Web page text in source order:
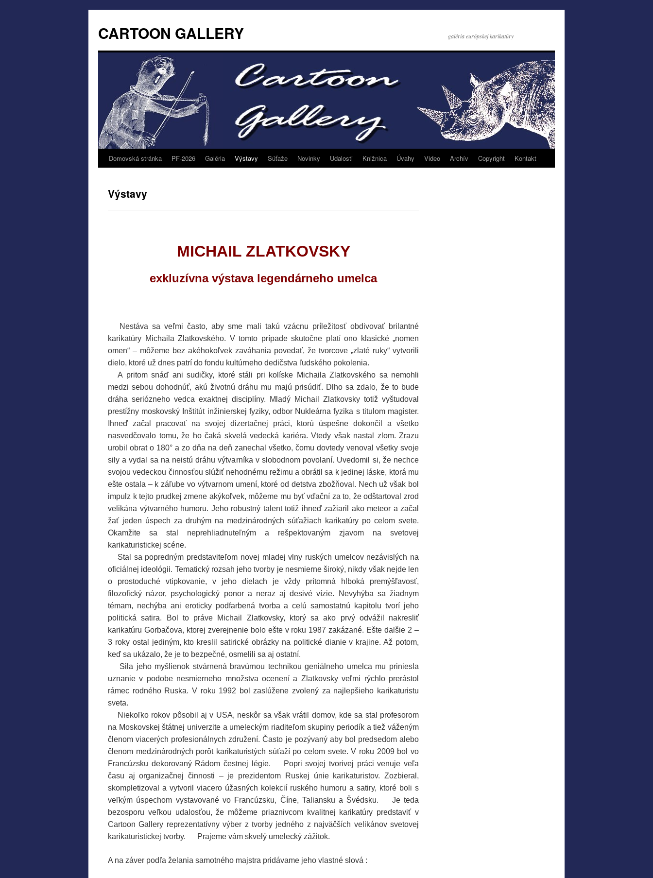
CARTOON GALLERY galéria európskej karikatúry
Domovská stránka PF-2026 Galéria Výstavy Súťaže Novinky Udalosti Knižnica Úvahy Video Archív Copyright Kontakt
Výstavy
MICHAIL ZLATKOVSKY
exkluzívna výstava legendárneho umelca
Nestáva sa veľmi často, aby sme mali takú vzácnu príležitosť obdivovať brilantné
karikatúry Michaila Zlatkovského. V tomto prípade skutočne platí ono klasické „nomen
omen“ – môžeme bez akéhokoľvek zaváhania povedať, že tvorcove „zlaté ruky“ vytvorili
dielo, ktoré už dnes patrí do fondu kultúrneho dedičstva ľudského pokolenia.
A pritom snáď ani sudičky, ktoré stáli pri kolíske Michaila Zlatkovského sa nemohli
medzi sebou dohodnúť, akú životnú dráhu mu majú prisúdiť. Dlho sa zdalo, že to bude
dráha seriózneho vedca exaktnej disciplíny. Mladý Michail Zlatkovsky totiž vyštudoval
prestížny moskovský Inštitút inžinierskej fyziky, odbor Nukleárna fyzika s titulom magister.
Ihneď začal pracovať na svojej dizertačnej práci, ktorú úspešne dokončil a všetko
nasvedčovalo tomu, že ho čaká skvelá vedecká kariéra. Vtedy však nastal zlom. Zrazu
urobil obrat o 180° a zo dňa na deň zanechal všetko, čomu dovtedy venoval všetky svoje
sily a vydal sa na neistú dráhu výtvarníka v slobodnom povolaní. Uvedomil si, že nechce
svojou vedeckou činnosťou slúžiť nehodnému režimu a obrátil sa k jedinej láske, ktorá mu
ešte ostala – k záľube vo výtvarnom umení, ktoré od detstva zbožňoval. Nech už však bol
impulz k tejto prudkej zmene akýkoľvek, môžeme mu byť vďační za to, že odštartoval zrod
velikána výtvarného humoru. Jeho robustný talent totiž ihneď zažiaril ako meteor a začal
žať jeden úspech za druhým na medzinárodných súťažiach karikatúry po celom svete.
Okamžite sa stal neprehliadnuteľným a rešpektovaným zjavom na svetovej
karikaturistickej scéne.
Stal sa popredným predstaviteľom novej mladej vlny ruských umelcov nezávislých na
oficiálnej ideológii. Tematický rozsah jeho tvorby je nesmierne široký, nikdy však nejde len
o prostoduché vtipkovanie, v jeho dielach je vždy prítomná hlboká premýšľavosť,
filozofický názor, psychologický ponor a neraz aj desivé vízie. Nevyhýba sa žiadnym
témam, nechýba ani eroticky podfarbená tvorba a celú samostatnú kapitolu tvorí jeho
politická satira. Bol to práve Michail Zlatkovsky, ktorý sa ako prvý odvážil nakresliť
karikatúru Gorbačova, ktorej zverejnenie bolo ešte v roku 1987 zakázané. Ešte dalšie 2 –
3 roky ostal jediným, kto kreslil satirické obrázky na politické dianie v krajine. Až potom,
keď sa ukázalo, že je to bezpečné, osmelili sa aj ostatní.
Sila jeho myšlienok stvárnená bravúrnou technikou geniálneho umelca mu priniesla
uznanie v podobe nesmierneho množstva ocenení a Zlatkovsky veľmi rýchlo prerástol
rámec rodného Ruska. V roku 1992 bol zaslúžene zvolený za najlepšieho karikaturistu
sveta.
Niekoľko rokov pôsobil aj v USA, neskôr sa však vrátil domov, kde sa stal profesorom
na Moskovskej štátnej univerzite a umeleckým riaditeľom skupiny periodík a tiež váženým
členom viacerých profesionálnych združení. Často je pozývaný aby bol predsedom alebo
členom medzinárodných porôt karikaturistých súťaží po celom svete. V roku 2009 bol vo
Francúzsku dekorovaný Rádom čestnej légie.
Popri svojej tvorivej práci venuje veľa
času aj organizačnej činnosti – je prezidentom Ruskej únie karikaturistov. Zozbieral,
skompletizoval a vytvoril viacero úžasných kolekcií ruského humoru a satiry, ktoré boli s
veľkým úspechom vystavované vo Francúzsku, Číne, Taliansku a Švédsku.
Je teda
bezosporu veľkou udalosťou, že môžeme priaznivcom kvalitnej karikatúry predstaviť v
Cartoon Gallery reprezentatívny výber z tvorby jedného z najväčších velikánov svetovej
karikaturistickej tvorby.
Prajeme vám skvelý umelecký zážitok.
A na záver podľa želania samotného majstra pridávame jeho vlastné slová :